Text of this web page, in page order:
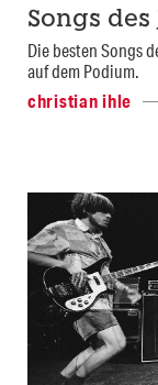
Songs des
Die besten Songs
auf dem Podium.
christian ihle